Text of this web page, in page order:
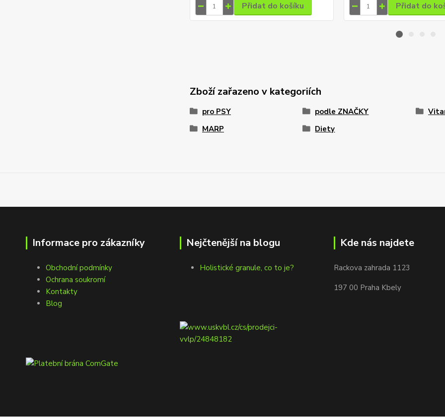
Přidat do košíku Přidat do
Zboží zařazeno v kategoriích
pro PSY podle ZNAČKY
MARP
Diety
Informace pro zákazníky
Obchodní podmínky
Ochrana soukromí
Kontakty
Blog
Nejčtenější na blogu
Holistické granule, co to je?
Kde nás najdete
Rackova zahrada 1123
197 00 Praha Kbely